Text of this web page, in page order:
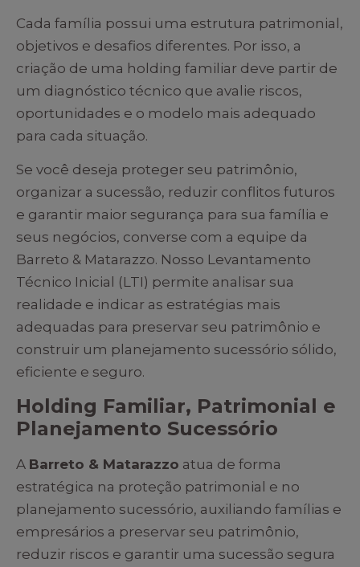
Cada família possui uma estrutura patrimonial,
objetivos e desafios diferentes. Por isso, a
criação de uma holding familiar deve partir de
um diagnóstico técnico que avalie riscos,
oportunidades e o modelo mais adequado
para cada situação.
Se você deseja proteger seu patrimônio,
organizar a sucessão, reduzir conflitos futuros
e garantir maior segurança para sua família e
seus negócios, converse com a equipe da
Barreto & Matarazzo. Nosso Levantamento
Técnico Inicial (LTI) permite analisar sua
realidade e indicar as estratégias mais
adequadas para preservar seu patrimônio e
construir um planejamento sucessório sólido,
eficiente e seguro.
Holding Familiar, Patrimonial e
Planejamento Sucessório
A Barreto & Matarazzo atua de forma
estratégica na proteção patrimonial e no
planejamento sucessório, auxiliando famílias e
empresários a preservar seu patrimônio,
reduzir riscos e garantir uma sucessão segura